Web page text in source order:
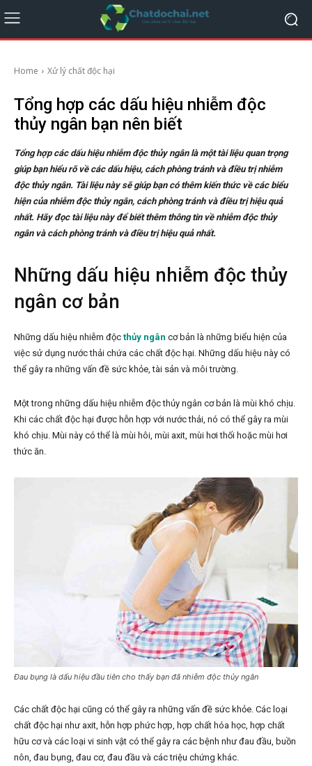
Home Xử lý chất độc hại
Tổng hợp các dấu hiệu nhiễm độc
thủy ngân bạn nên biết
Tổng hợp các dấu hiệu nhiễm độc thủy ngân là một tài liệu quan trọng
giúp bạn hiểu rõ về các dấu hiệu, cách phòng tránh và điều trị nhiễm
độc thủy ngân. Tài liệu này sẽ giúp bạn có thêm kiến thức về các biểu
hiện của nhiễm độc thủy ngân, cách phòng tránh và điều trị hiệu quả
nhất. Hãy đọc tài liệu này để biết thêm thông tin về nhiễm độc thủy
ngân và cách phòng tránh và điều trị hiệu quả nhất.
Những dấu hiệu nhiễm độc thủy
ngân cơ bản
Những dấu hiệu nhiễm độc thủy ngân cơ bản là những biểu hiện của
việc sử dụng nước thải chứa các chất độc hại. Những dấu hiệu này có
thể gây ra những vấn đề sức khỏe, tài sản và môi trường.
Một trong những dấu hiệu nhiễm độc thủy ngân cơ bản là mùi khó chịu.
Khi các chất độc hại được hỗn hợp với nước thải, nó có thể gây ra mùi
khó chịu. Mùi này có thể là mùi hôi, mùi axit, mùi hơi thối hoặc mùi hơi
thức ăn.
Đau bụng là dấu hiệu đầu tiên cho thấy bạn đã nhiễm độc thủy ngân
Các chất độc hại cũng có thể gây ra những vấn đề sức khỏe. Các loại
chất độc hại như axit, hỗn hợp phức hợp, hợp chất hóa học, hợp chất
hữu cơ và các loại vi sinh vật có thể gây ra các bệnh như đau đầu, buồn
nôn, đau bụng, đau cơ, đau đầu và các triệu chứng khác.